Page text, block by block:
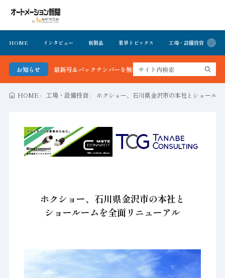
HOME インタビュー 新製品 業界トピックス 工場・設備投資
お知らせ
新聞 最新号＆バックナンバーを無料で公開中 詳細はこちら
HOME 工場・設備投資 ホクショー、石川県金沢市の本社とショール
ホクショー、石川県金沢市の本社と
ショールームを全面リニューアル